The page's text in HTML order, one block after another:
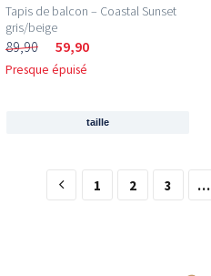
Tapis de balcon – Coastal Sunset
gris/beige
89,90 59,90
Presque épuisé
taille
1 2 3 …